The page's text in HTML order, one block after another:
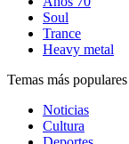
Soul
Trance
Heavy metal
Temas más populares
Noticias
Cultura